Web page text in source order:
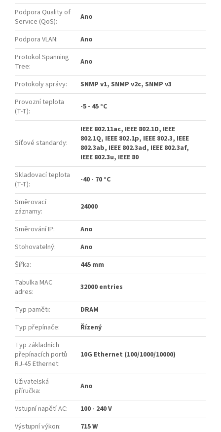
Podpora Quality of
Service (QoS): Ano
Podpora VLAN:
Ano
Protokol Spanning
Tree: Ano
Protokoly správy:
SNMP v1, SNMP v2c, SNMP v3
Provozní teplota
(T-T): -5 - 45 °C
Síťové standardy:
IEEE 802.11ac, IEEE 802.1D, IEEE
802.1Q, IEEE 802.1p, IEEE 802.3, IEEE
802.3ab, IEEE 802.3ad, IEEE 802.3af,
IEEE 802.3u, IEEE 80
Skladovací teplota
(T-T): -40 - 70 °C
Směrovací
záznamy: 24000
Směrování IP:
Ano
Stohovatelný:
Ano
Šířka:
445 mm
Tabulka MAC
adres: 32000 entries
Typ paměti:
DRAM
Typ přepínače:
Řízený
Typ základních
přepínacích portů
RJ-45 Ethernet:
10G Ethernet (100/1000/10000)
Uživatelská
příručka: Ano
Vstupní napětí AC:
100 - 240 V
Výstupní výkon: 715 W